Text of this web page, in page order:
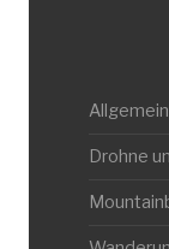
Allgemein
Drohne